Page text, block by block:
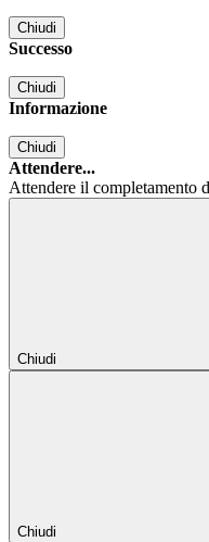
Chiudi
Successo
Chiudi
Informazione
Chiudi
Attendere...
Attendere il completamento
Chiudi
Chiudi